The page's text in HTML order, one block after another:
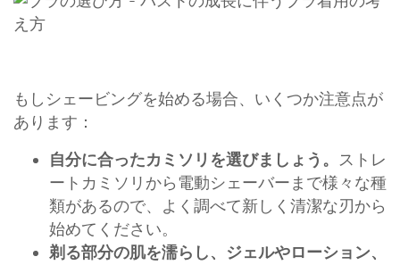
もしシェービングを始める場合、いくつか注意点が
あります：
自分に合ったカミソリを選びましょう。
ストレ
ートカミソリから電動シェーバーまで様々な種
類があるので、よく調べて新しく清潔な刃から
始めてください。
剃る部分の肌を濡らし、ジェルやローション、